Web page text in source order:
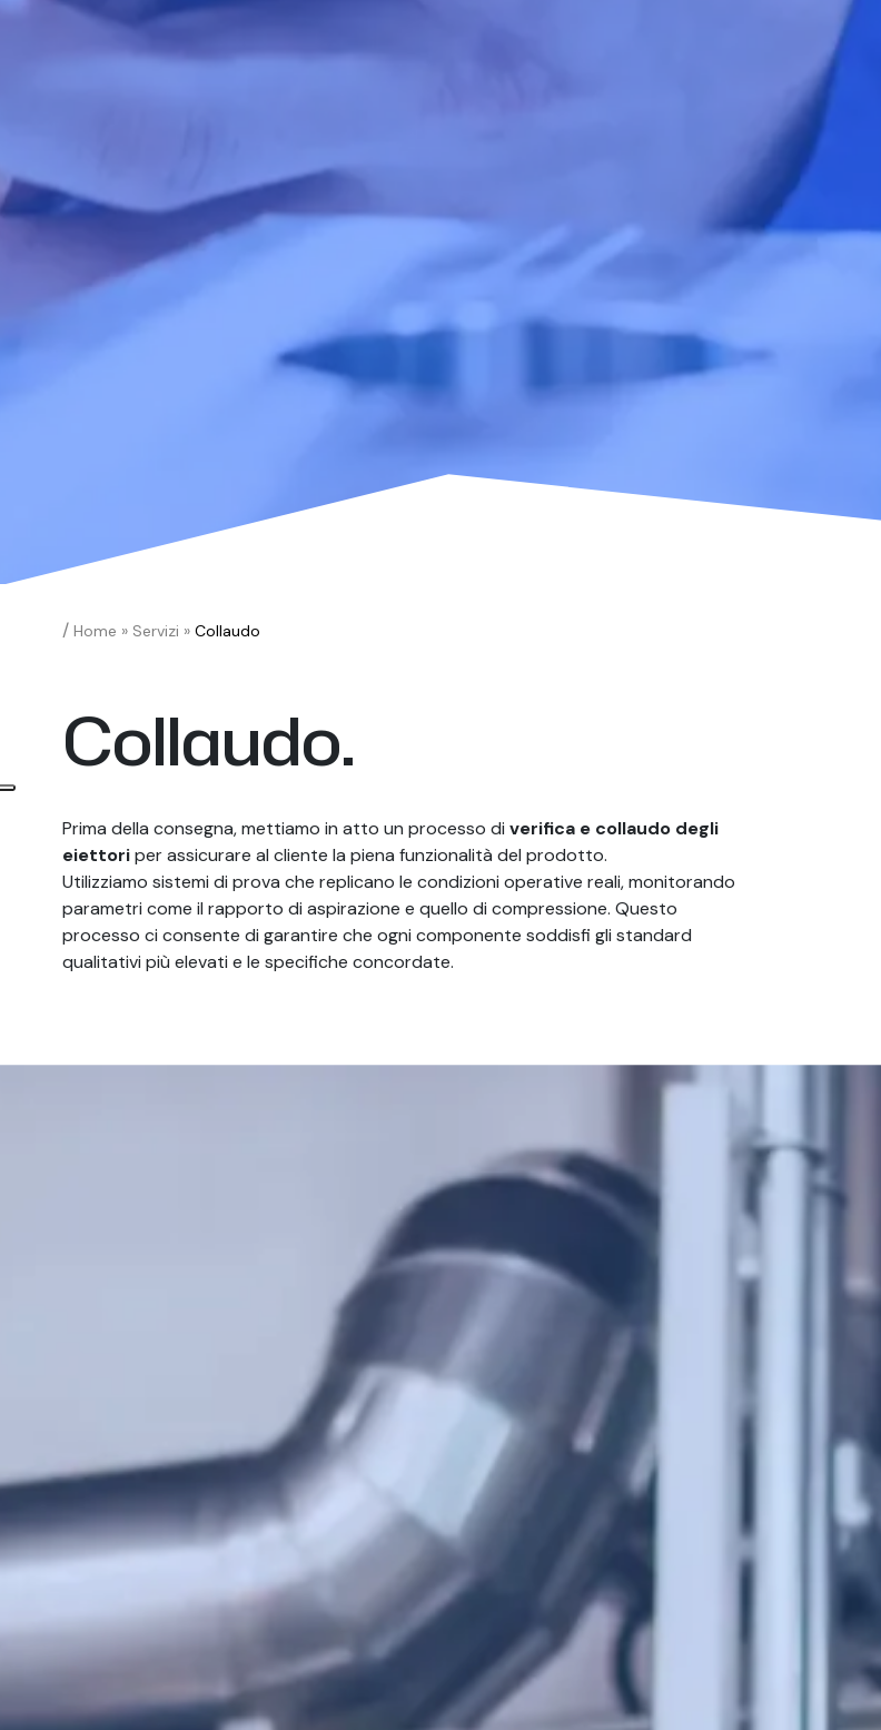
/ Home » Servizi » Collaudo
Collaudo.
Prima della consegna, mettiamo in atto un processo di verifica e collaudo degli
eiettoriper assicurare al cliente la piena funzionalità del prodotto.
Utilizziamo sistemi di prova che replicano le condizioni operative reali, monitorando
parametri come il rapporto di aspirazione e quello di compressione. Questo
processo ci consente di garantire che ogni componente soddisfi gli standard
qualitativi più elevati e le specifiche concordate.